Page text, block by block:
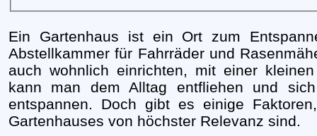
Ein Gartenhaus ist ein Ort zum
Abstellkammer für Fahrräder und
auch wohnlich einrichten, mit einer
kann man dem Alltag entfliehen und
entspannen. Doch gibt es einige
Gartenhauses von höchster Relevanz sind.